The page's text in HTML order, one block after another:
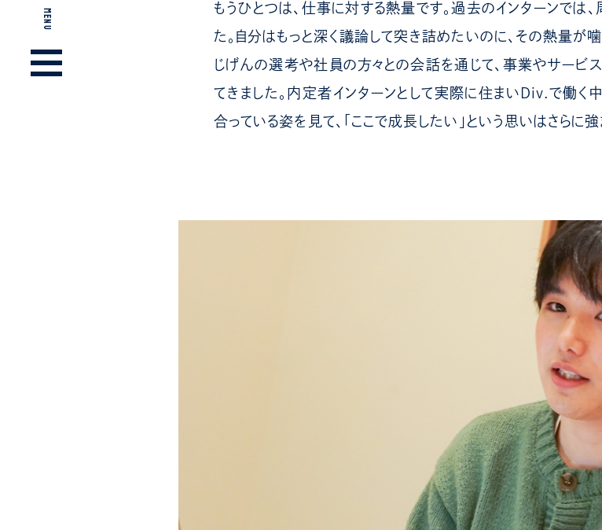
MENU
もうひとつは、仕事に対する熱量です。過去のインターンでは
た。自分はもっと深く議論して突き詰めたいのに、その熱量が
じげんの選考や社員の方々との会話を通じて、事業やサービ
てきました。内定者インターンとして実際に住まいDiv.で働く
合っている姿を見て、「ここで成長したい」という思いはさらに強